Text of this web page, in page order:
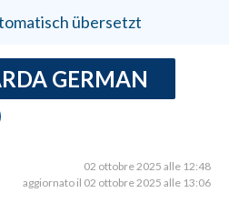
übersetzt
GERMAN
02 ottobre 2025 alle 12:48
aggiornato il 02 ottobre 2025 alle 13:06